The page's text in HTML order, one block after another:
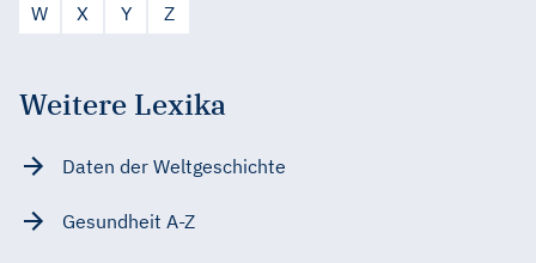
W
X Y Z
Weitere Lexika
Daten der Weltgeschichte
Gesundheit A-Z